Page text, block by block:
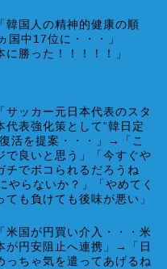
韓国人の精神的健康の順
国中17位に・・・」
勝った！！！！！」
サッカー元日本代表のスタ
代表強化策として“韓日定
活を提案・・・」→「こ
で良いと思う」「今すぐや
チでボコられるだろうね
やらないか？」「やめてく
ても負けても後味が悪い」
米国が円買い介入・・・米
が円安阻止へ連携」→「日
っちゃ気を遣ってあげるね